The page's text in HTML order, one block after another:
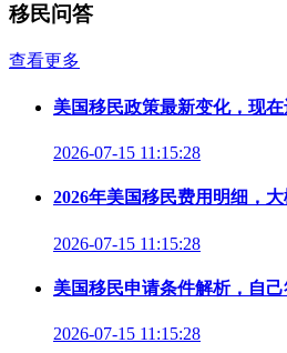
移民问答
查看更多
美国移民政策最新变化，现
2026-07-15 11:15:28
2026年美国移民费用明细，
2026-07-15 11:15:28
美国移民申请条件解析，自
2026-07-15 11:15:28